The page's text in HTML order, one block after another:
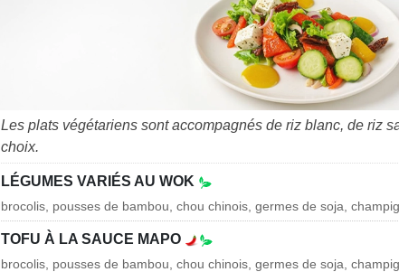
Les plats végétariens sont accompagnés de riz blanc, de riz
choix.
LÉGUMES VARIÉS AU WOK
brocolis, pousses de bambou, chou chinois, germes de soja,
TOFU À LA SAUCE MAPO
brocolis, pousses de bambou, chou chinois, germes de soja,